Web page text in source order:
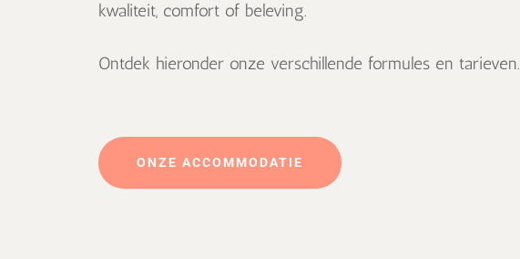
kwaliteit, comfort of beleving.
Ontdek hieronder onze verschillende formules en tarieven.
ONZE ACCOMMODATIE